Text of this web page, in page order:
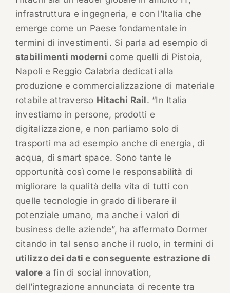
infrastruttura e ingegneria, e con l’Italia che
emerge come un Paese fondamentale in
termini di investimenti. Si parla ad esempio di
stabilimenti moderni come quelli di Pistoia,
Napoli e Reggio Calabria dedicati alla
produzione e commercializzazione di materiale
rotabile attraverso Hitachi Rail. “In Italia
investiamo in persone, prodotti e
digitalizzazione, e non parliamo solo di
trasporti ma ad esempio anche di energia, di
acqua, di smart space. Sono tante le
opportunità così come le responsabilità di
migliorare la qualità della vita di tutti con
quelle tecnologie in grado di liberare il
potenziale umano, ma anche i valori di
business delle aziende”, ha affermato Dormer
citando in tal senso anche il ruolo, in termini di
utilizzo dei dati e conseguente estrazione di
valore a fin di social innovation,
dell’integrazione annunciata di recente tra